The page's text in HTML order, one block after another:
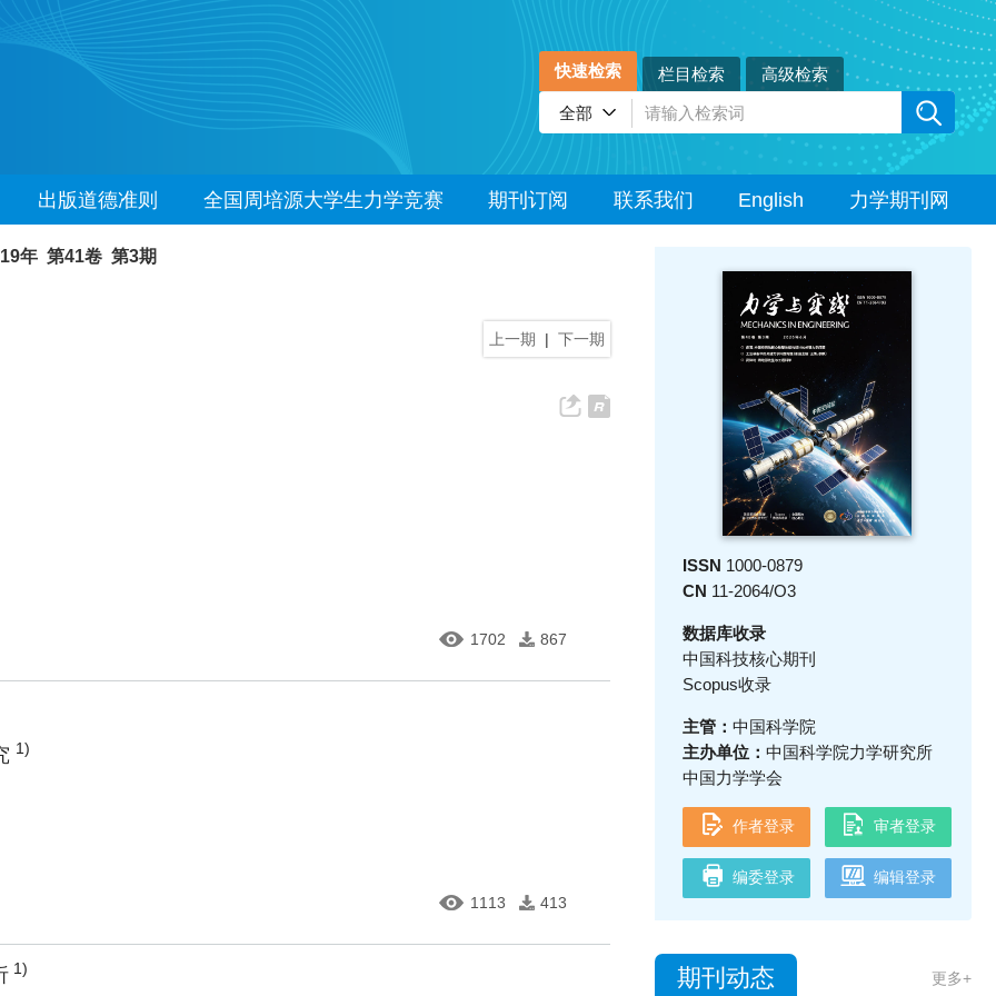
快速检索 栏目检索 高级检索
出版道德准则 全国周培源大学生力学竞赛 期刊订阅 联系我们 English 力学期刊网
年 第41卷 第3期
上一期 | 下一期
1702 867
1)
1113 413
1)
ISSN 1000-0879
CN 11-2064/O3
数据库收录
中国科技核心期刊
Scopus收录
主管： 中国科学院
主办单位： 中国科学院力学研究所
中国力学学会
作者登录 审者登录
编委登录 编辑登录
期刊动态 更多+